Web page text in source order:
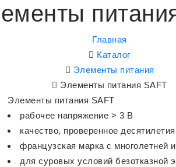
Главная
Каталог
Элементы питания
Элементы питания SAFT
Элементы питания SAFT
рабочее напряжение > 3 В
качество, проверенное
французская марка с многолетней
для суровых условий безотказной